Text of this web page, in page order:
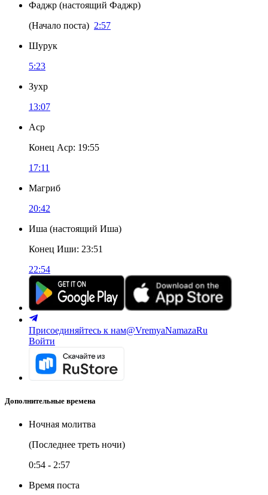
Фаджр (настоящий Фаджр)
(Начало поста) 2:57
Шурук
5:23
Зухр
13:07
Аср
Конец Аср: 19:55
17:11
Магриб
20:42
Иша (настоящий Иша)
Конец Иши: 23:51
22:54
Присоединяйтесь к нам@VremyaNamazaRu
Войти
Дополнительные времена
Ночная молитва
(Последнее треть ночи)
0:54 - 2:57
Время поста